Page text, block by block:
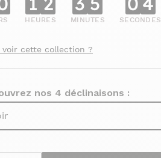
HEURES MINUTES SECONDES
voir cette collection ?
nos 4 déclinaisons :